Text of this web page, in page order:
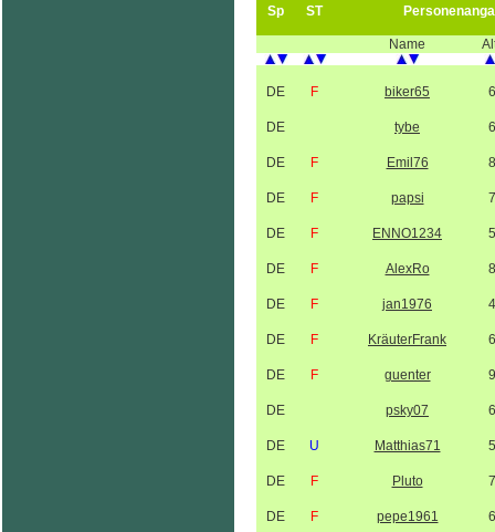
Sp ST
Name
DE F biker65
DE tybe
DE F Emil76
DE F papsi
DE F ENNO1234
DE F AlexRo
DE F jan1976
DE F KräuterFrank
DE F guenter
DE psky07
DE U Matthias71
DE F Pluto
DE F pepe1961